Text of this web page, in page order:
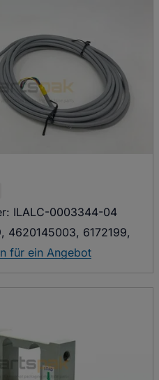
ILALC-0003344-04
4620145003, 6172199,
für ein Angebot